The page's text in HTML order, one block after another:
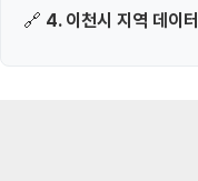
🔗 4. 이천시 지역 데이